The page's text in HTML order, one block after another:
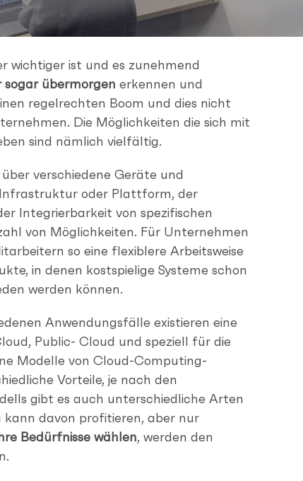
wichtiger ist und es zunehmend
übermorgen erkennen und
regelrechten Boom und dies nicht
Die Möglichkeiten die sich mit
sind nämlich vielfältig.
verschiedene Geräte und
oder Plattform, der
Integrierbarkeit von spezifischen
von Möglichkeiten. Für Unternehmen
so eine flexiblere Arbeitsweise
in denen kostspielige Systeme schon
werden können.
Anwendungsfälle existieren eine
Public- Cloud und speziell für die
Modelle von Cloud-Computing-
Vorteile, je nach den
gibt es auch unterschiedliche Arten
davon profitieren, aber nur
Bedürfnisse wählen, werden den